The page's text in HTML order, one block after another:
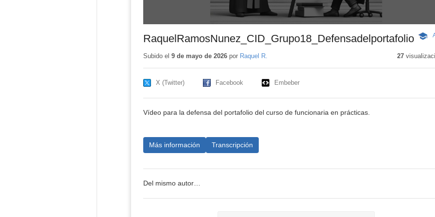
RaquelRamosNunez_CID_Grupo18_Defensadelportafolio -
Subido el 9 de mayo de 2026por Raquel R. 27
X (Twitter) Facebook Embeber
Vídeo para la defensa del portafolio del curso de funcionaria en prácticas.
Más información Transcripción
Del mismo autor…